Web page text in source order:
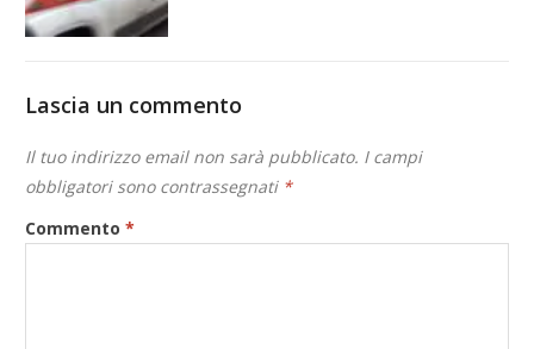
Lascia un commento
Il tuo indirizzo email non sarà pubblicato. I campi
obbligatori sono contrassegnati *
Commento*